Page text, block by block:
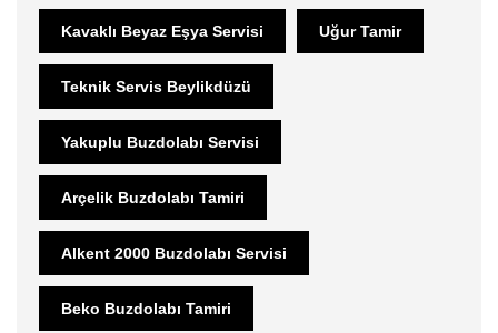
Kavaklı Beyaz Eşya Servisi Uğur Tamir
Teknik Servis Beylikdüzü
Yakuplu Buzdolabı Servisi
Arçelik Buzdolabı Tamiri
Alkent 2000 Buzdolabı Servisi
Beko Buzdolabı Tamiri